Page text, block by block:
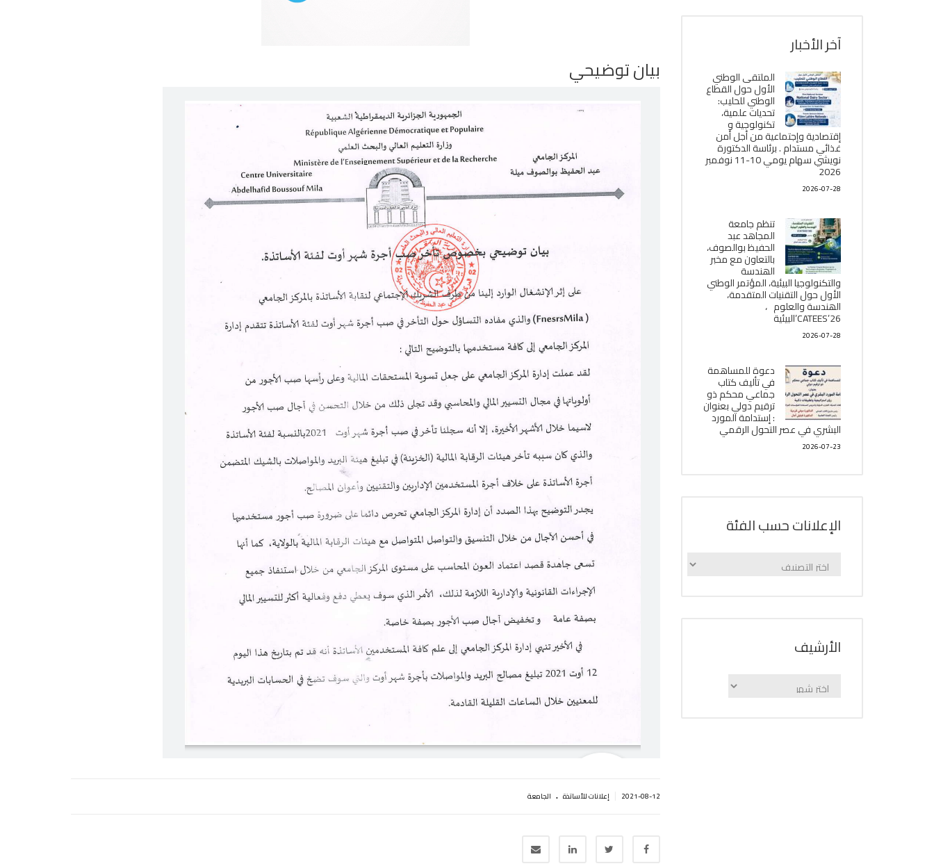
بيان توضيحي
2021-08-12 إعلانات للأساتذة . الجامعة
آخر الأخبار
الملتقى الوطني
الأول حول القطاع
الوطني للحليب:
تحديات علمية،
تكنولوجية و
إقتصادية وإجتماعية من أجل أمن
غذائي مستدام . برئاسة الدكتورة
نويشي سهام يومي 10-11 نوفمبر
2026
2026-07-28
تنظم جامعة
المجاهد عبد
الحفيظ بوالصوف،
بالتعاون مع مخبر
الھندسة
والتكنولوجيا البیئیة، المؤتمر الوطني
الأول حول التقنيات المتقدمة،
الھندسة والعلوم ،
CATEES’26’البیئية
2026-07-28
دعوة للمساهمة
في تأليف كتاب
جماعي محكم ذو
ترقيم دولي بعنوان
: إستدامة المورد
البشري في عصر التحول الرقمي
2026-07-23
الإعلانات حسب الفئة
الإعلانات
اﻷرشيف
اﻷرشيف